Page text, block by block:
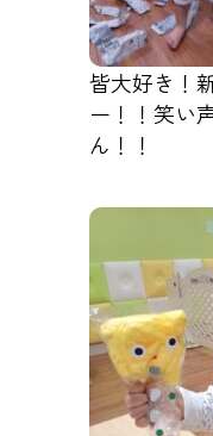
皆大好き！
ー！！笑い
ん！！